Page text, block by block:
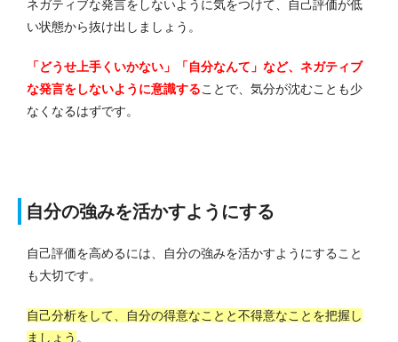
ネガティブな発言をしないように気をつけて、自己評価が低
い状態から抜け出しましょう。
「どうせ上手くいかない」「自分なんて」など、ネガティブ
な発言をしないように意識することで、気分が沈むことも少
なくなるはずです。
自分の強みを活かすようにする
自己評価を高めるには、自分の強みを活かすようにすること
も大切です。
自己分析をして、自分の得意なことと不得意なことを把握し
ましょう 。